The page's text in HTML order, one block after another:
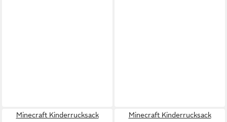
Minecraft Kinderrucksack
Minecraft Kinderrucksack